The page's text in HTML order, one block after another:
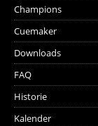
Champions
Cuemaker
Downloads
FAQ
Historie
Kalender